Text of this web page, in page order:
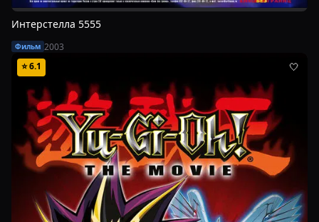
Интерстелла 5555
Фильм 2003
⭐6.1 🤍